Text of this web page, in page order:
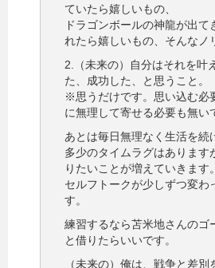
ていたら嬉しいもの、
ドラゴンボールの神龍が出て
れたら嬉しいもの、そんなノ
2.（未来の）自分はそれを叶
た、成功した、と思うこと。
※思うだけです。思い込む必
に無理して寄せる必要も無い
あとは毎日無理なく生活を続
多少のタイムラグはあります
りたいことが増えていきます。
セルフトークが少しずつ変わ
す。
練習するなら苫米地さんのゴ
と借りたらいいです。
（未来の）俺は、戦争と差別